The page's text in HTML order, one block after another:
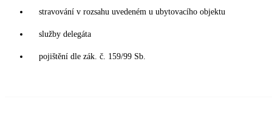
stravování v rozsahu uvedeném u ubytovacího objektu
služby delegáta
pojištění dle zák. č. 159/99 Sb.